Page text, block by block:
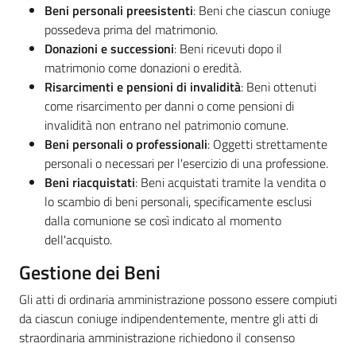
Beni personali preesistenti: Beni che ciascun coniuge
possedeva prima del matrimonio.
Donazioni e successioni: Beni ricevuti dopo il
matrimonio come donazioni o eredità.
Risarcimenti e pensioni di invalidità: Beni ottenuti
come risarcimento per danni o come pensioni di
invalidità non entrano nel patrimonio comune.
Beni personali o professionali: Oggetti strettamente
personali o necessari per l'esercizio di una professione.
Beni riacquistati: Beni acquistati tramite la vendita o
lo scambio di beni personali, specificamente esclusi
dalla comunione se così indicato al momento
dell'acquisto.
Gestione dei Beni
Gli atti di ordinaria amministrazione possono essere compiuti
da ciascun coniuge indipendentemente, mentre gli atti di
straordinaria amministrazione richiedono il consenso